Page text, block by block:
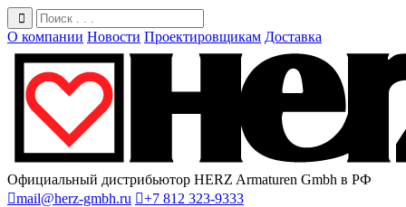
О компании Новости Проектировщикам Доставка
Официальный дистрибьютор HERZ Armaturen Gmbh в РФ
mail@herz-gmbh.ru +7 812 323-9333